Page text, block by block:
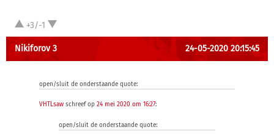
+3/-1
Nikiforov 3 24-05-2020 20:15:45
open/sluit de onderstaande quote:
VHTLsaw schreef op 24 mei 2020 om 16:27:
open/sluit de onderstaande quote: